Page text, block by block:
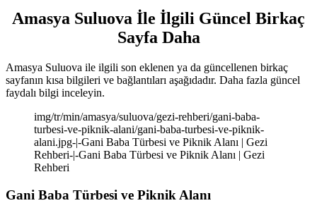
Amasya Suluova İle İlgili Güncel Birkaç
Sayfa Daha
Amasya Suluova ile ilgili son eklenen ya da güncellenen birkaç
sayfanın kısa bilgileri ve bağlantıları aşağıdadır. Daha fazla güncel
faydalı bilgi inceleyin.
img/tr/min/amasya/suluova/gezi-rehberi/gani-baba-
turbesi-ve-piknik-alani/gani-baba-turbesi-ve-piknik-
alani.jpg-|-Gani Baba Türbesi ve Piknik Alanı | Gezi
Rehberi-|-Gani Baba Türbesi ve Piknik Alanı | Gezi
Rehberi
Gani Baba Türbesi ve Piknik Alanı